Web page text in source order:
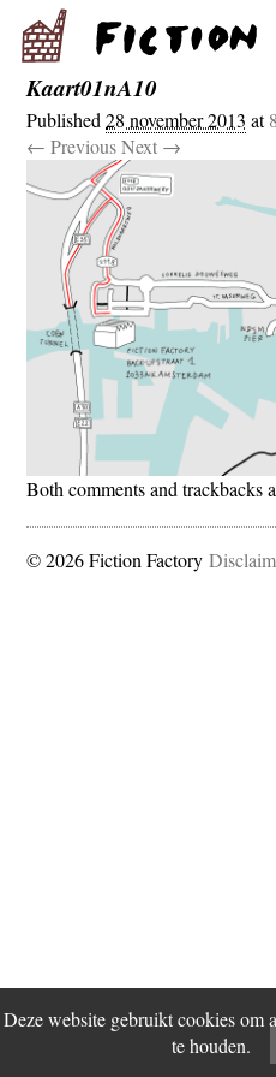
Deze website gebruikt cookies om
te houden.
Kaart01nA10
Published28 november 2013 at
← Previous Next →
Both comments and trackbacks
© 2026 Fiction Factory